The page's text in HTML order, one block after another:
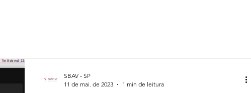
SBAV - SP
11 de mai. de 2023
1 min de leitura